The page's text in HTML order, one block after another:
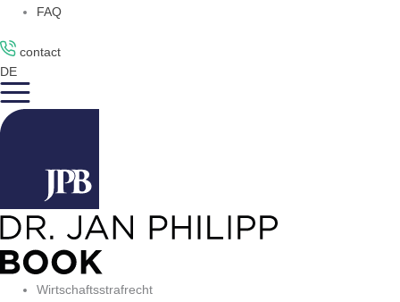
FAQ
contact
DE
Wirtschaftsstrafrecht